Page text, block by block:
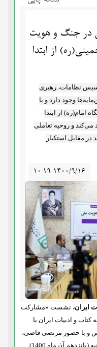
در جنگ و هویت
از ابتدا
نظامات، رهبری
وجود دارد و با
امام(ره) از ابتدا
می‌کند و روحیه تعاملی
مقابل استکبار
۱۰:۱۹ ۱۴۰۰/۹/۱۶
ایران، نشست «مشارکت
و ادبیات ایران با
و با حضور مرتضی قاضی،
علیرضا صدرا و محمدصادق درویشی دوشنبه (پانزدهم آذرماه 1400)